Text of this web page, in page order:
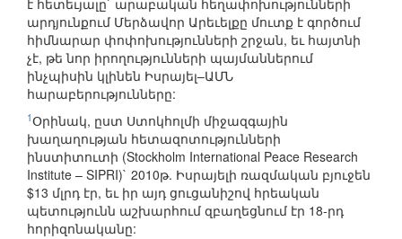
է հետեւյալը` արաբական հեղափոխությունների
արդյունքում Մերձավոր Արեւելքը մուտք է գործում
հիմնարար փոփոխությունների շրջան, եւ հայտնի
չէ, թե նոր իրողությունների պայմաններում
ինչպիսին կլինեն Իսրայել–ԱՄՆ
հարաբերությունները:
1Օրինակ, ըստ Ստոկհոլմի միջազգային
խաղաղության հետազոտությունների
ինստիտուտի (Stockholm International Peace Research
Institute – SIPRI)` 2010թ. Իսրայելի ռազմական բյուջեն
$13 մլրդ էր, եւ իր այդ ցուցանիշով հրեական
պետությունն աշխարհում զբաղեցնում էր 18-րդ
հորիզոնականը: